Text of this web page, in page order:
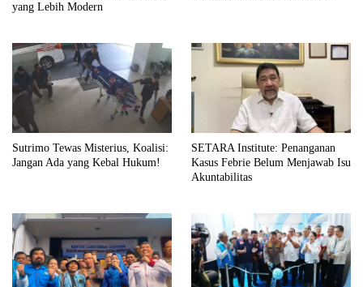
yang Lebih Modern
Sutrimo Tewas Misterius, Koalisi:
Jangan Ada yang Kebal Hukum!
SETARA Institute: Penanganan
Kasus Febrie Belum Menjawab Isu
Akuntabilitas